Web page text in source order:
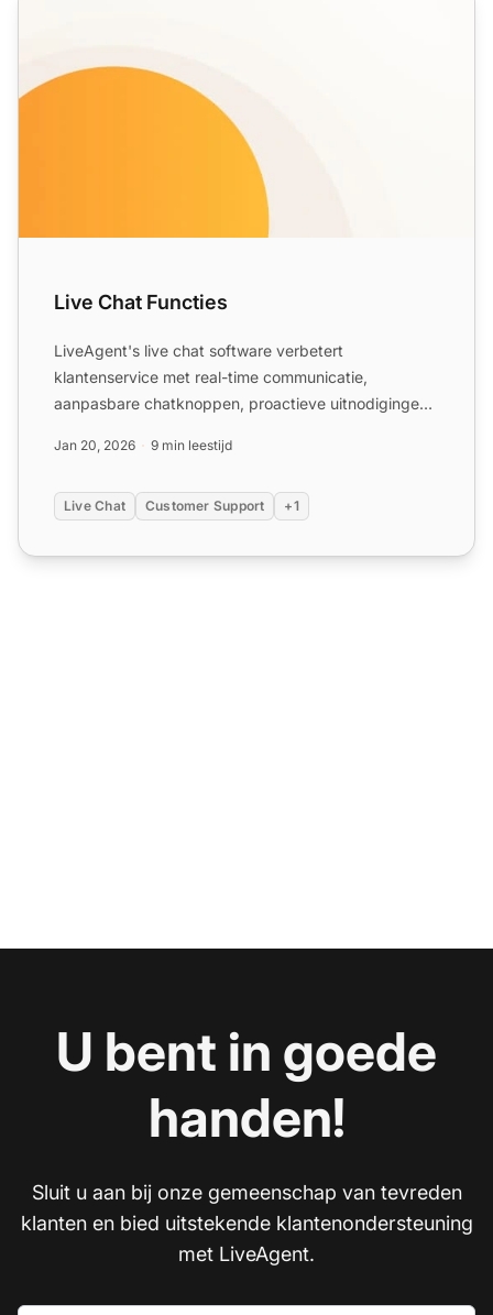
Live Chat Functies
LiveAgent's live chat software verbetert
klantenservice met real-time communicatie,
aanpasbare chatknoppen, proactieve uitnodigingen
Jan 20, 2026 9 min leestijd
Live Chat Customer Support +1
U bent in goede
handen!
Sluit u aan bij onze gemeenschap van tevreden
klanten en bied uitstekende klantenondersteuning
met LiveAgent.